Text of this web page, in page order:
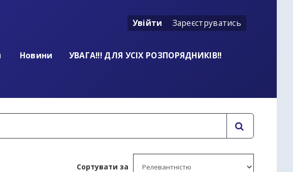
Увійти Зареєструватись
Новини
УВАГА!!! ДЛЯ УСІХ РОЗПОРЯДНИКІВ!!
Сортувати за